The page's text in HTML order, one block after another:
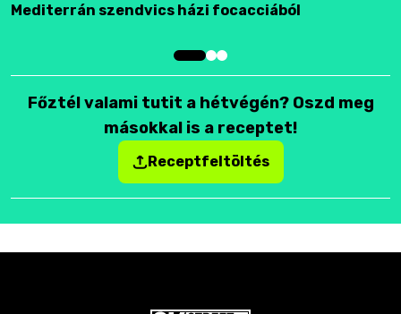
Mediterrán szendvics házi focacciából
Főztél valami tutit a hétvégén? Oszd meg
másokkal is a receptet!
Receptfeltöltés